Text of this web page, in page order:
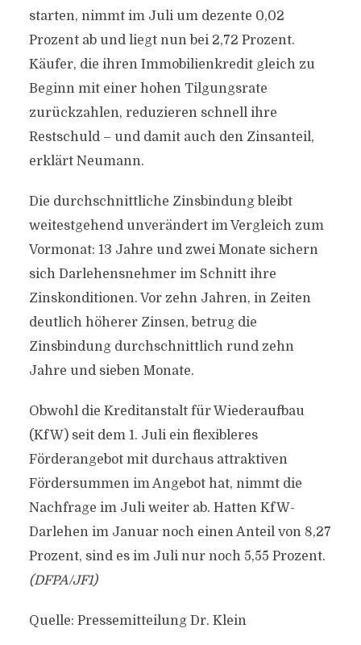
starten, nimmt im Juli um dezente 0,02
Prozent ab und liegt nun bei 2,72 Prozent.
Käufer, die ihren Immobilienkredit gleich zu
Beginn mit einer hohen Tilgungsrate
zurückzahlen, reduzieren schnell ihre
Restschuld – und damit auch den Zinsanteil,
erklärt Neumann.
Die durchschnittliche Zinsbindung bleibt
weitestgehend unverändert im Vergleich zum
Vormonat: 13 Jahre und zwei Monate sichern
sich Darlehensnehmer im Schnitt ihre
Zinskonditionen. Vor zehn Jahren, in Zeiten
deutlich höherer Zinsen, betrug die
Zinsbindung durchschnittlich rund zehn
Jahre und sieben Monate.
Obwohl die Kreditanstalt für Wiederaufbau
(KfW) seit dem 1. Juli ein flexibleres
Förderangebot mit durchaus attraktiven
Fördersummen im Angebot hat, nimmt die
Nachfrage im Juli weiter ab. Hatten KfW-
Darlehen im Januar noch einen Anteil von 8,27
Prozent, sind es im Juli nur noch 5,55 Prozent.
(DFPA/JF1)
Quelle: Pressemitteilung Dr. Klein